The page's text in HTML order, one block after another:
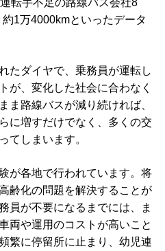
転手不足の路線バス会社8
1万4000kmといったデータ
たダイヤで、乗務員が運転し
が、変化した社会に合わなく
ま路線バスが減り続ければ、
に増すだけでなく、多くの交
てしまいます。
が各地で行われています。将
齢化の問題を解決することが
員が不要になるまでには、ま
両や運用のコストが高いこと
繁に停留所に止まり、幼児連